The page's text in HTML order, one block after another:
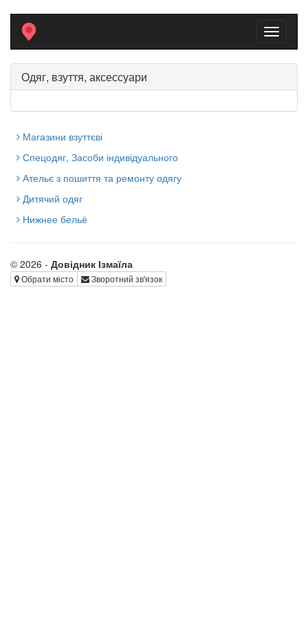
Toggle
Одяг, взуття, аксессуари
Магазини взуттєві
Спецодяг, Засоби індивідуального
Ательє з пошиття та ремонту одягу
Дитячий одяг
Нижнее бельё
© 2026 - Довідник Ізмаїла
Обрати місто Зворотний зв'язок